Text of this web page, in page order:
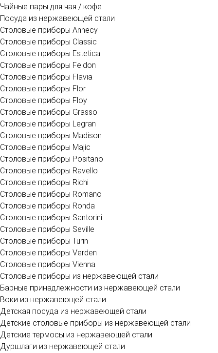
Чайные пары для чая / кофе
Посуда из нержавеющей стали
Cтоловые приборы Annecy
Cтоловые приборы Classic
Cтоловые приборы Estetica
Cтоловые приборы Feldon
Cтоловые приборы Flavia
Cтоловые приборы Flor
Cтоловые приборы Floy
Cтоловые приборы Grasso
Cтоловые приборы Legran
Cтоловые приборы Madison
Cтоловые приборы Majic
Cтоловые приборы Positano
Cтоловые приборы Ravello
Cтоловые приборы Richi
Cтоловые приборы Romano
Cтоловые приборы Ronda
Cтоловые приборы Santorini
Cтоловые приборы Seville
Cтоловые приборы Turin
Cтоловые приборы Verden
Cтоловые приборы Vienna
Cтоловые приборы из нержавеющей стали
Барные принадлежности из нержавеющей стали
Воки из нержавеющей стали
Детская посуда из нержавеющей стали
Детские столовые приборы из нержавеющей стали
Детские термосы из нержавеющей стали
Дуршлаги из нержавеющей стали